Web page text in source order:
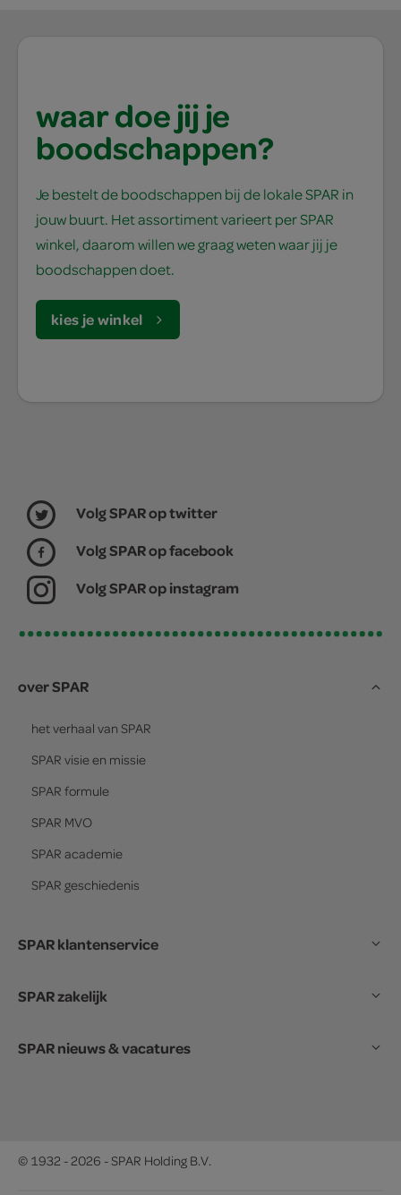
waar doe jij je
boodschappen?
Je bestelt de boodschappen bij de lokale SPAR in
jouw buurt. Het assortiment varieert per SPAR
winkel, daarom willen we graag weten waar jij je
boodschappen doet.
kies je winkel
Volg SPAR op twitter
Volg SPAR op facebook
Volg SPAR op instagram
over SPAR
het verhaal van SPAR
SPAR visie en missie
SPAR formule
SPAR MVO
SPAR academie
SPAR geschiedenis
SPAR klantenservice
SPAR zakelijk
SPAR nieuws & vacatures
© 1932 - 2026 - SPAR Holding B.V.